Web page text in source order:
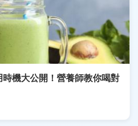
機大公開！營養師教你喝對